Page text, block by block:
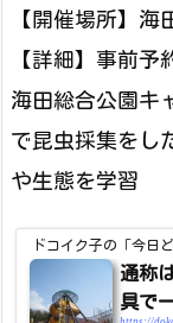
【開催場所】海
【詳細】事前
海田総合公園キ
で昆虫採集をし
や生態を学習
ドコイク子の「今日
通称
具で